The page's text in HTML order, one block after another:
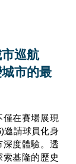
巡航
市的最
在賽場展現
邀請球員化身
深度體驗。透
基隆的歷史